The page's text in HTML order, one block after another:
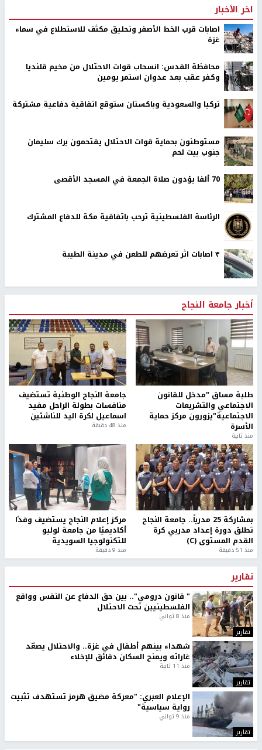
اخر الأخبار
اصابات قرب الخط الأصفر وتحليق مكثف للاستطلاع في سماء
غزة
محافظة القدس: انسحاب قوات الاحتلال من مخيم قلنديا
وكفر عقب بعد عدوان استمر يومين
تركيا والسعودية وباكستان ستوقع اتفاقية دفاعية مشتركة
مستوطنون بحماية قوات الاحتلال يقتحمون برك سليمان
جنوب بيت لحم
70 ألفا يؤدون صلاة الجمعة في المسجد الأقصى
الرئاسة الفلسطينية ترحب باتفاقية مكة للدفاع المشترك
٣ اصابات اثر تعرضهم للطعن في مدينة الطيبة
أخبار جامعة النجاح
طلبة مساق "مدخل للقانون
الاجتماعي والتشريعات
الاجتماعية"يزورون مركز حماية
الأسرة
منذ ثانية
جامعة النجاح الوطنية تستضيف
منافسات بطولة الراحل مفيد
اسماعيل لكرة اليد للناشئين
منذ 48 دقيقة
بمشاركة 25 مدرباً.. جامعة النجاح
تطلق دورة إعداد مدربي كرة
القدم المستوى (C)
منذ 51 دقيقة
مركز إعلام النجاح يستضيف وفدًا
أكاديميًا من جامعة لوليو
للتكنولوجيا السويدية
منذ 9 دقيقة
تقارير
تقارير
" قانون درومي".. بين حق الدفاع عن النفس وواقع
الفلسطينيين تحت الاحتلال
منذ 8 ثواني
تقارير
شهداء بينهم أطفال في غزة.. والاحتلال يصعّد
غاراته ويمنح السكان دقائق للإخلاء
منذ 11 ثانية
تقارير
الإعلام العبري: "معركة مضيق هرمز تستهدف تثبيت
رواية سياسية"
منذ 9 ثواني